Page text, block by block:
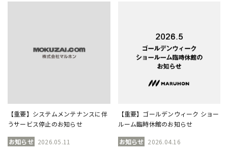
【重要】システムメンテナンスに伴
うサービス停止のお知らせ
お知らせ 2026.05.11
【重要】ゴールデンウィーク ショー
ルーム臨時休館のお知らせ
お知らせ 2026.04.16